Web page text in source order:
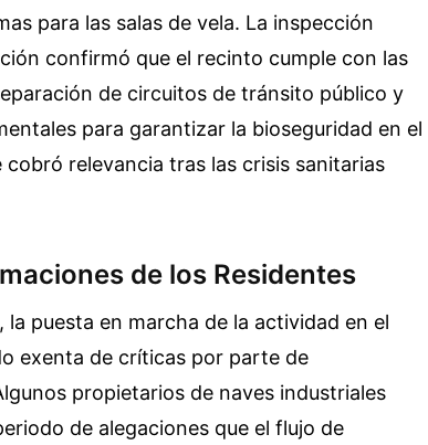
para las salas de vela. La inspección
confirmó que el recinto cumple con las
de circuitos de tránsito público y
para garantizar la bioseguridad en el
relevancia tras las crisis sanitarias
de los Residentes
puesta en marcha de la actividad en el
exenta de críticas por parte de
propietarios de naves industriales
de alegaciones que el flujo de